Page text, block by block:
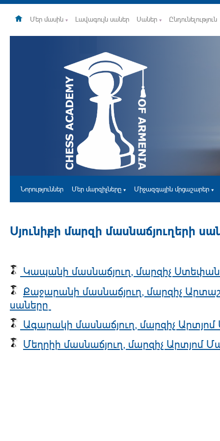
Ընդունելություն
Սաներ
Լավագույն սաներ
Մեր մասին
Միջազգային մրցաշարեր
Մեր մարզիչները
Նորություններ
Սյունիքի մարզի մասնաճյուղերի
Կապանի մասնաճյուղ, մարզիչ
Քաջարանի մասնաճյուղ, մարզիչ
սաները
Ագարակի մասնաճյուղ, մարզիչ
Մեղրիի մասնաճյուղ, մարզիչ Արտյոմ